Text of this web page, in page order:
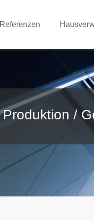
Referenzen
Produktion /